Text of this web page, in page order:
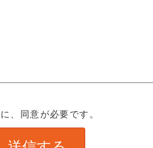
に、同意が必要です。